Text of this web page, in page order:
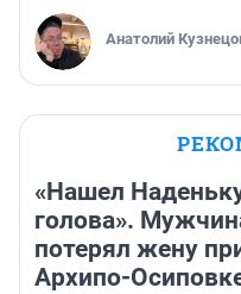
Анатолий
«Нашел
голова».
потерял жену
Архипо-